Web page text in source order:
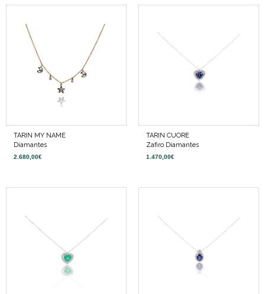
TARIN MY NAME
Diamantes
2.680,00€
TARIN CUORE
Zafiro Diamantes
1.470,00€